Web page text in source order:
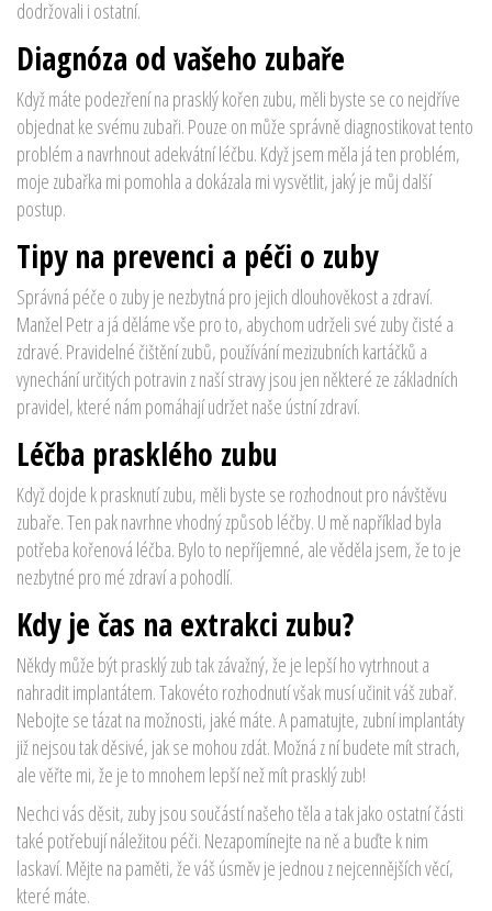
dodržovali i ostatní.
Diagnóza od vašeho zubaře
Když máte podezření na prasklý kořen zubu, měli byste se co nejdříve
objednat ke svému zubaři. Pouze on může správně diagnostikovat tento
problém a navrhnout adekvátní léčbu. Když jsem měla já ten problém,
moje zubařka mi pomohla a dokázala mi vysvětlit, jaký je můj další
postup.
Tipy na prevenci a péči o zuby
Správná péče o zuby je nezbytná pro jejich dlouhověkost a zdraví.
Manžel Petr a já děláme vše pro to, abychom udrželi své zuby čisté a
zdravé. Pravidelné čištění zubů, používání mezizubních kartáčků a
vynechání určitých potravin z naší stravy jsou jen některé ze základních
pravidel, které nám pomáhají udržet naše ústní zdraví.
Léčba prasklého zubu
Když dojde k prasknutí zubu, měli byste se rozhodnout pro návštěvu
zubaře. Ten pak navrhne vhodný způsob léčby. U mě například byla
potřeba kořenová léčba. Bylo to nepříjemné, ale věděla jsem, že to je
nezbytné pro mé zdraví a pohodlí.
Kdy je čas na extrakci zubu?
Někdy může být prasklý zub tak závažný, že je lepší ho vytrhnout a
nahradit implantátem. Takovéto rozhodnutí však musí učinit váš zubař.
Nebojte se tázat na možnosti, jaké máte. A pamatujte, zubní implantáty
již nejsou tak děsivé, jak se mohou zdát. Možná z ní budete mít strach,
ale věřte mi, že je to mnohem lepší než mít prasklý zub!
Nechci vás děsit, zuby jsou součástí našeho těla a tak jako ostatní části
také potřebují náležitou péči. Nezapomínejte na ně a buďte k nim
laskaví. Mějte na paměti, že váš úsměv je jednou z nejcennějších věcí,
které máte.